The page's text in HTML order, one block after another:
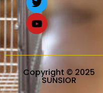
Copyright © 2025
SUNSIOR